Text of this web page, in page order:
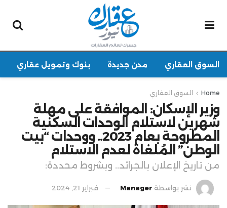
السوق العقاري مدن جديدة بنوك وتمويل عقاري
Home السوق العقاري
وزير الإسكان: الموافقة على مهلة
شهرين لاستلام الوحدات السكنية
المطروحة بعام 2023.. ووحدات “بيت
الوطن” المُلغاة لعدم الاستلام
من تاريخ الإعلان بالجرائد.. وبشروط محددة:
نشر بواسطة Manager فبراير 21, 2024